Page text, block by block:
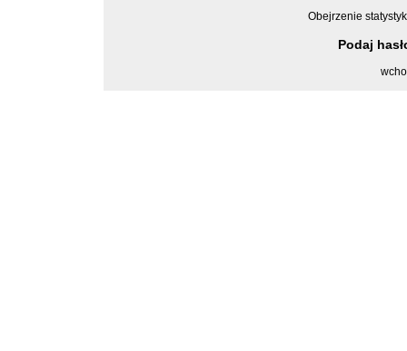
Obejrzenie
Podaj